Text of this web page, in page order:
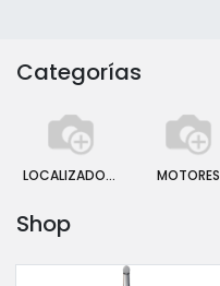
Categorías
LOCALIZADORES DE APICE MOTORES
Shop